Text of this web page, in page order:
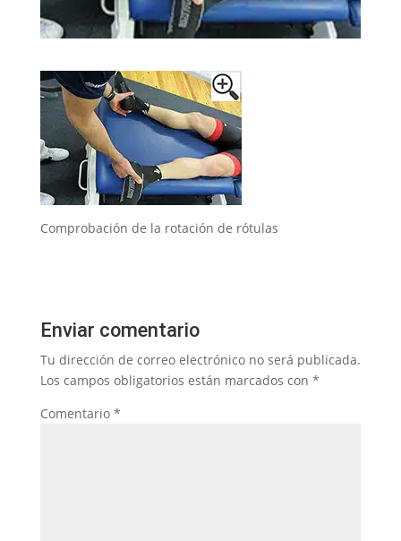
Comprobación de la rotación de rótulas
Enviar comentario
Tu dirección de correo electrónico no será publicada.
Los campos obligatorios están marcados con *
Comentario *